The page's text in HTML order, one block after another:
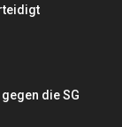
die SG